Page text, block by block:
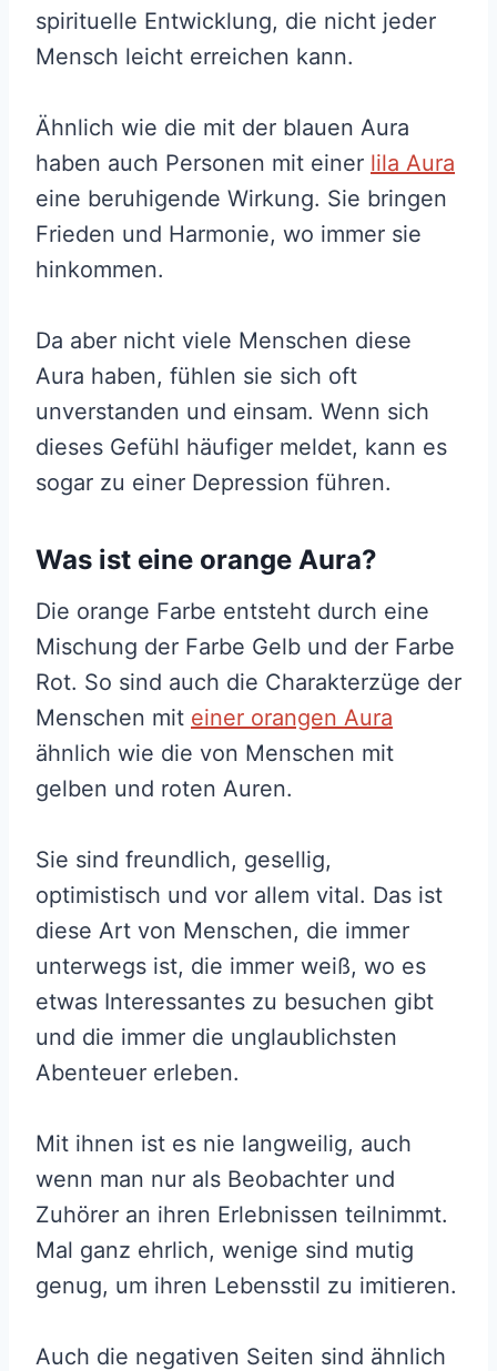
spirituelle Entwicklung, die nicht jeder
Mensch leicht erreichen kann.
Ähnlich wie die mit der blauen Aura
haben auch Personen mit einer lila Aura
eine beruhigende Wirkung. Sie bringen
Frieden und Harmonie, wo immer sie
hinkommen.
Da aber nicht viele Menschen diese
Aura haben, fühlen sie sich oft
unverstanden und einsam. Wenn sich
dieses Gefühl häufiger meldet, kann es
sogar zu einer Depression führen.
Was ist eine orange Aura?
Die orange Farbe entsteht durch eine
Mischung der Farbe Gelb und der Farbe
Rot. So sind auch die Charakterzüge der
Menschen mit einer orangen Aura
ähnlich wie die von Menschen mit
gelben und roten Auren.
Sie sind freundlich, gesellig,
optimistisch und vor allem vital. Das ist
diese Art von Menschen, die immer
unterwegs ist, die immer weiß, wo es
etwas Interessantes zu besuchen gibt
und die immer die unglaublichsten
Abenteuer erleben.
Mit ihnen ist es nie langweilig, auch
wenn man nur als Beobachter und
Zuhörer an ihren Erlebnissen teilnimmt.
Mal ganz ehrlich, wenige sind mutig
genug, um ihren Lebensstil zu imitieren.
Auch die negativen Seiten sind ähnlich